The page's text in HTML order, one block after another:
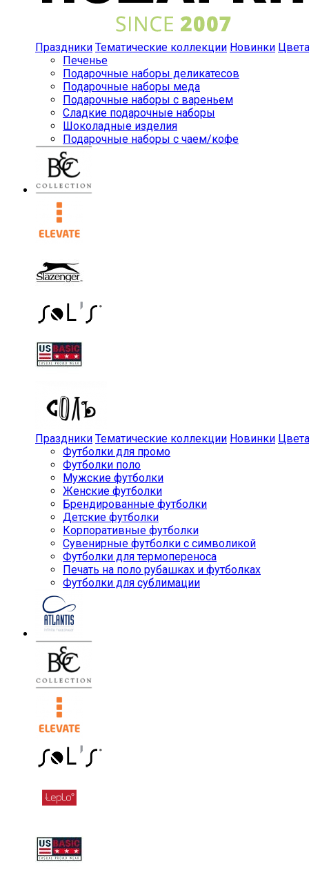
Праздники Тематические коллекции Новинки Цвета
Печенье
Подарочные наборы деликатесов
Подарочные наборы меда
Подарочные наборы с вареньем
Сладкие подарочные наборы
Шоколадные изделия
Подарочные наборы с чаем/кофе
Праздники Тематические коллекции Новинки Цвета
Футболки для промо
Футболки поло
Мужские футболки
Женские футболки
Брендированные футболки
Детские футболки
Корпоративные футболки
Сувенирные футболки с символикой
Футболки для термопереноса
Печать на поло рубашках и футболках
Футболки для сублимации